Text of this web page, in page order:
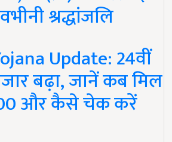
श्रद्धांजलि
Update: 24वीं
बढ़ा, जानें कब मिल
और कैसे चेक करें